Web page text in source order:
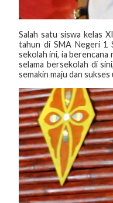
‎Salah satu siswa kelas
tahun di SMA Negeri 1
sekolah ini, ia berencana
selama bersekolah di
semakin maju dan